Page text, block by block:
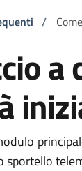
pane
/
sportello